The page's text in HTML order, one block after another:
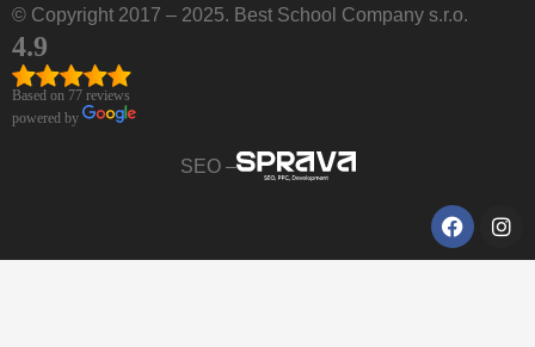
© Copyright 2017 – 2025. Best School Company s.r.o.
4.9
Based on 77 reviews
powered by
SEO –